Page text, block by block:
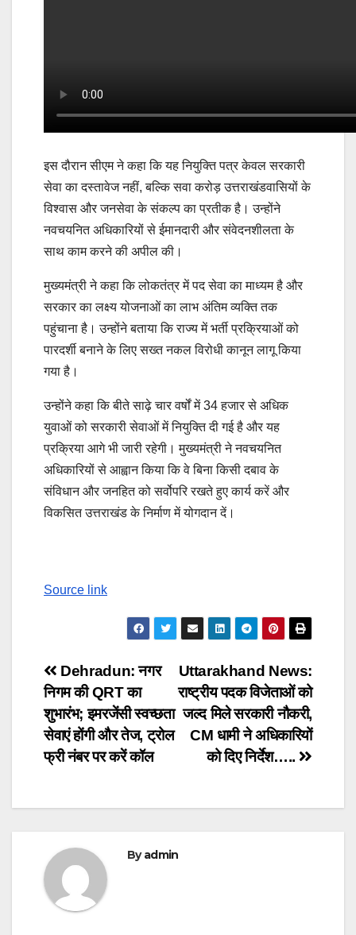
इस दौरान सीएम ने कहा कि यह नियुक्ति पत्र केवल सरकारी
सेवा का दस्तावेज नहीं, बल्कि सवा करोड़ उत्तराखंडवासियों के
विश्वास और जनसेवा के संकल्प का प्रतीक है। उन्होंने
नवचयनित अधिकारियों से ईमानदारी और संवेदनशीलता के
साथ काम करने की अपील की।
मुख्यमंत्री ने कहा कि लोकतंत्र में पद सेवा का माध्यम है और
सरकार का लक्ष्य योजनाओं का लाभ अंतिम व्यक्ति तक
पहुंचाना है। उन्होंने बताया कि राज्य में भर्ती प्रक्रियाओं को
पारदर्शी बनाने के लिए सख्त नकल विरोधी कानून लागू किया
गया है।
उन्होंने कहा कि बीते साढ़े चार वर्षों में 34 हजार से अधिक
युवाओं को सरकारी सेवाओं में नियुक्ति दी गई है और यह
प्रक्रिया आगे भी जारी रहेगी। मुख्यमंत्री ने नवचयनित
अधिकारियों से आह्वान किया कि वे बिना किसी दबाव के
संविधान और जनहित को सर्वोपरि रखते हुए कार्य करें और
विकसित उत्तराखंड के निर्माण में योगदान दें।
Source link
Post
navigation
Uttarakhand News:
राष्ट्रीय पदक विजेताओं को
जल्द मिले सरकारी नौकरी,
CM धामी ने अधिकारियों
को दिए निर्देश…..
Dehradun: नगर
निगम की QRT का
शुभारंभ; इमरजेंसी स्वच्छता
सेवाएं होंगी और तेज, ट्रोल
फ्री नंबर पर करें कॉल
Byadmin